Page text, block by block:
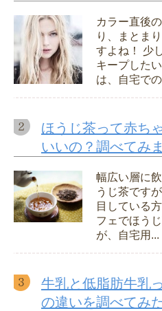
カラー直後
り、まとま
すよね！ 少
キープした
は、自宅で
ほうじ茶って赤ち
いいの？調べてみ
幅広い層に
うじ茶です
目している
フェでほう
が、自宅用...
牛乳と低脂肪牛乳
の違いを調べてみ